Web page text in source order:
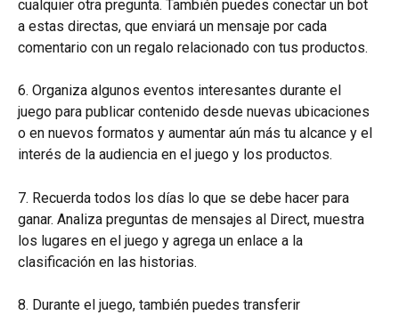
cualquier otra pregunta. También puedes conectar un bot
a estas directas, que enviará un mensaje por cada
comentario con un regalo relacionado con tus productos.
6. Organiza algunos eventos interesantes durante el
juego para publicar contenido desde nuevas ubicaciones
o en nuevos formatos y aumentar aún más tu alcance y el
interés de la audiencia en el juego y los productos.
7. Recuerda todos los días lo que se debe hacer para
ganar. Analiza preguntas de mensajes al Direct, muestra
los lugares en el juego y agrega un enlace a la
clasificación en las historias.
8. Durante el juego, también puedes transferir